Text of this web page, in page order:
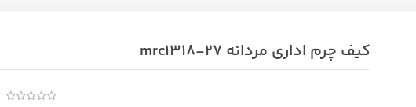
کیف چرم اداری مردانه mrc1318-27